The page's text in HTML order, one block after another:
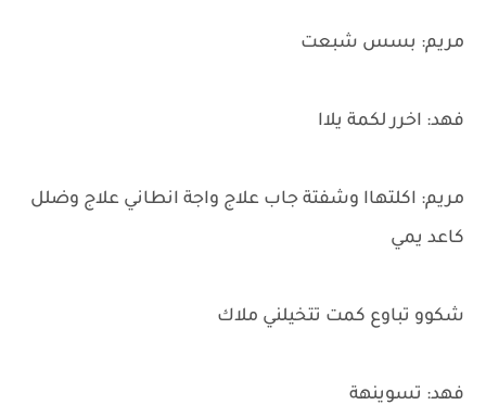
مريم: بسس شبعت
فهد: اخرر لكمة يلاا
مريم: اكلتهاا وشفتة جاب علاج واجة انطاني علاج وضلل
كاعد يمي
شكوو تباوع كمت تتخيلني ملاك
فهد: تسوينهة